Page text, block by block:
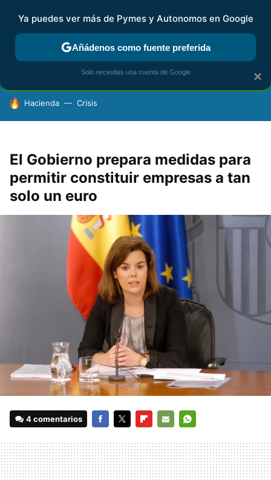
FISCALIDAD Y CONTABILIDAD KIT DIGITAL RENTA
HOY SE HABLA DE
Hacienda Crisis
El Gobierno prepara medidas para
permitir constituir empresas a tan
solo un euro
4 comentarios
MAIL
×
Ya puedes ver más de Pymes y Autonomos en Google
Añádenos como fuente preferida
Solo necesitas una cuenta de Google